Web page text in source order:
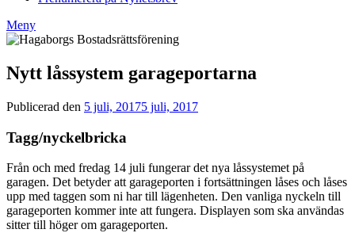
Meny
Nytt låssystem garageportarna
Publicerad den 5 juli, 20175 juli, 2017
Tagg/nyckelbricka
Från och med fredag 14 juli fungerar det nya låssystemet på
garagen. Det betyder att garageporten i fortsättningen låses och låses
upp med taggen som ni har till lägenheten. Den vanliga nyckeln till
garageporten kommer inte att fungera. Displayen som ska användas
sitter till höger om garageporten.